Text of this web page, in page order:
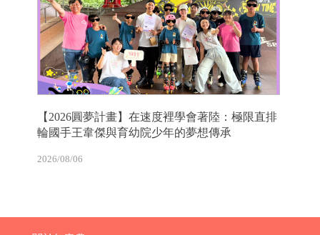
【2026圓夢計畫】在速度裡學會著陸：極限直排
輪國手王韋傑與育幼院少年的夢想傳承
2026/08/06